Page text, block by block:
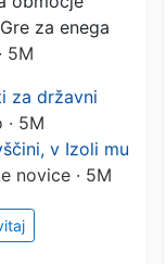
za enega
5M
za državni
· 5M
v Izoli mu
novice · 5M